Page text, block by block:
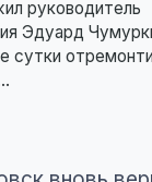
руководитель
Эдуард
сутки